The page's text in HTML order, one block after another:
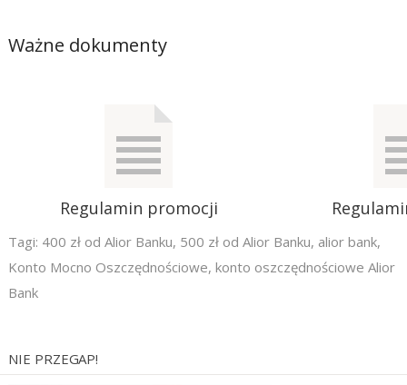
Ważne dokumenty
Regulamin promocji
Tagi: 400 zł od Alior Banku, 500 zł od Alior Banku, alior bank,
Konto Mocno Oszczędnościowe, konto oszczędnościowe Alior
Bank
NIE PRZEGAP!